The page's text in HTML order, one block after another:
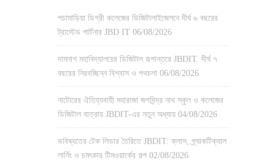
পচামাড়িয়া ডিগ্রী কলেজের ডিজিটালাইজেশনে দীর্ঘ ৬ বছরের
ট্রাস্টেড পার্টনার JBD IT 06/08/2026
দামনাশ মহাবিদ্যালয়ের ডিজিটাল রূপান্তরে JBDIT: দীর্ঘ ৭
বছরের নিরবচ্ছিন্ন বিশ্বাস ও পথচলা 06/08/2026
নাটোরের ঐতিহ্যবাহী মহারাজা জগদিন্দ্র নাথ স্কুল ও কলেজের
ডিজিটাল যাত্রায় JBDIT-এর নতুন অধ্যায় 04/08/2026
ভবিষ্যতের টেক লিডার তৈরিতে JBDIT: ক্লাস, প্র্যাকটিক্যাল
লার্নিং ও চমৎকার টিমওয়ার্কের গল্প 02/08/2026